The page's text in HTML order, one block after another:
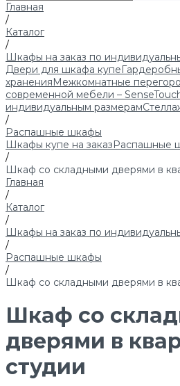
Главная
/
Каталог
/
Шкафы на заказ по
Двери для шкафа купе
храненияМежкомнатные
современной мебели –
индивидуальным размерам
/
Распашные шкафы
Шкафы купе на заказРаспашные
/
Шкаф со складными дверями в
Главная
/
Каталог
/
Шкафы на заказ по
/
Распашные шкафы
/
Шкаф со складными дверями в
Шкаф со
дверями в
студии